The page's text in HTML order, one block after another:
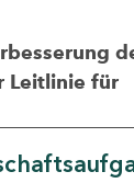
Leitlinie für